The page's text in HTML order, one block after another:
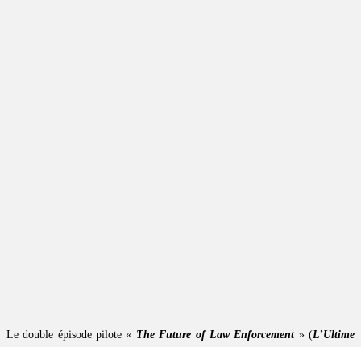
Le double épisode pilote « The Future of Law Enforcement» (L’Ultime